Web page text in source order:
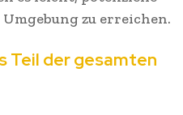
zu erreichen.
Teil der gesamten